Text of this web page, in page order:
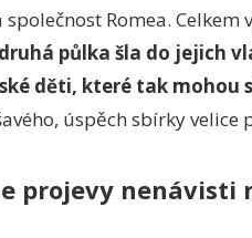
Romea. Celkem
půlka šla do jejich
děti, které tak mohou
úspěch sbírky velice
projevy nenávisti